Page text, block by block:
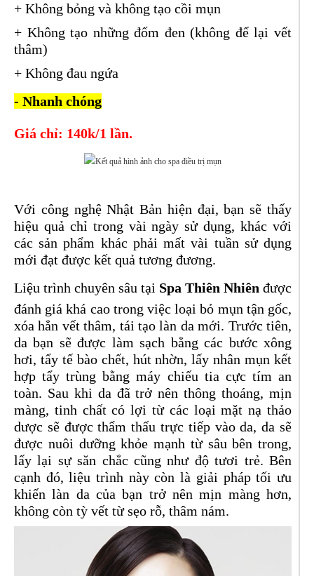
+ Không bỏng và không tạo cồi mụn
+ Không tạo những đốm đen (không để lại vết
thâm)
+ Không đau ngứa
- Nhanh chóng
Giá chỉ: 140k/1 lần.
Với công nghệ Nhật Bản hiện đại, bạn sẽ thấy
hiệu quả chỉ trong vài ngày sử dụng, khác với
các sản phẩm khác phải mất vài tuần sử dụng
mới đạt được kết quả tương đương.
Liệu trình chuyên sâu tại Spa Thiên Nhiên được
đánh giá khá cao trong việc loại bỏ mụn tận gốc,
xóa hẳn vết thâm, tái tạo làn da mới. Trước tiên,
da bạn sẽ được làm sạch bằng các bước xông
hơi, tẩy tế bào chết, hút nhờn, lấy nhân mụn kết
hợp tẩy trùng bằng máy chiếu tia cực tím an
toàn. Sau khi da đã trở nên thông thoáng, mịn
màng, tinh chất có lợi từ các loại mặt nạ thảo
dược sẽ được thẩm thấu trực tiếp vào da, da sẽ
được nuôi dưỡng khỏe mạnh từ sâu bên trong,
lấy lại sự săn chắc cũng như độ tươi trẻ. Bên
cạnh đó, liệu trình này còn là giải pháp tối ưu
khiến làn da của bạn trở nên mịn màng hơn,
không còn tỳ vết từ sẹo rỗ, thâm nám.